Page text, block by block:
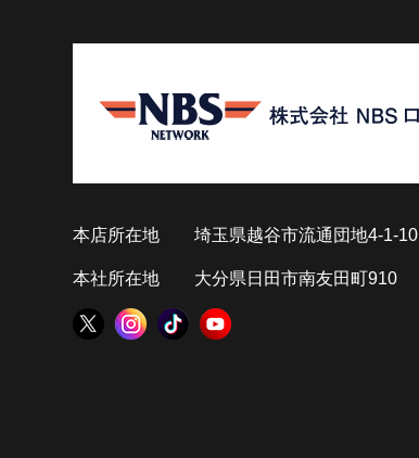
本店所在地 埼玉県越谷市流通団地4-1-10
本社所在地 大分県日田市南友田町910